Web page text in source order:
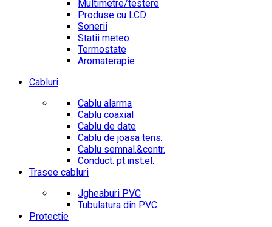
Multimetre/testere
Produse cu LCD
Sonerii
Statii meteo
Termostate
Aromaterapie
Cabluri
Cablu alarma
Cablu coaxial
Cablu de date
Cablu de joasa tens.
Cablu semnal.&contr.
Conduct. pt.inst.el.
Trasee cabluri
Jgheaburi PVC
Tubulatura din PVC
Protectie